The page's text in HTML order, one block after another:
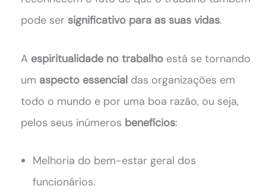
pode ser significativo para as suas vidas.
A espiritualidade no trabalho está se tornando
um aspecto essencial das organizações em
todo o mundo e por uma boa razão, ou seja,
pelos seus inúmeros benefícios:
Melhoria do bem-estar geral dos
funcionários.